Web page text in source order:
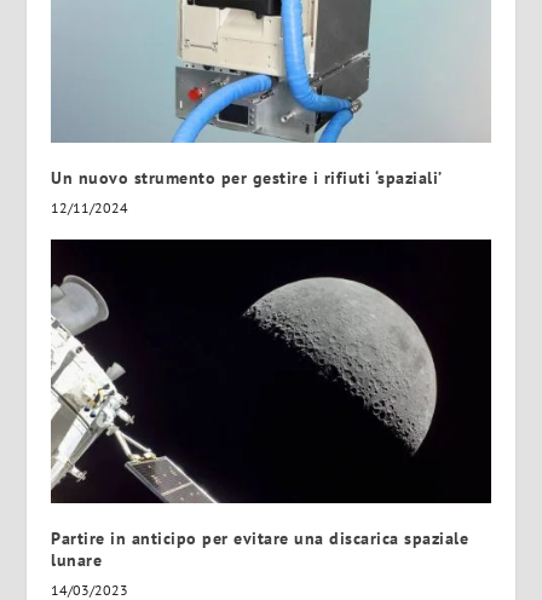
Un nuovo strumento per gestire i rifiuti ‘spaziali’
12/11/2024
Partire in anticipo per evitare una discarica spaziale
lunare
14/03/2023